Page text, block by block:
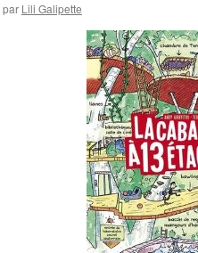
par Lili Galipette